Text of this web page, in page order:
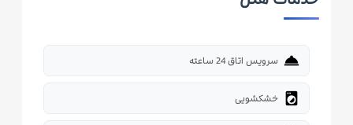
room_service سرویس اتاق 24 ساعته
local_laundry_service خشکشویی